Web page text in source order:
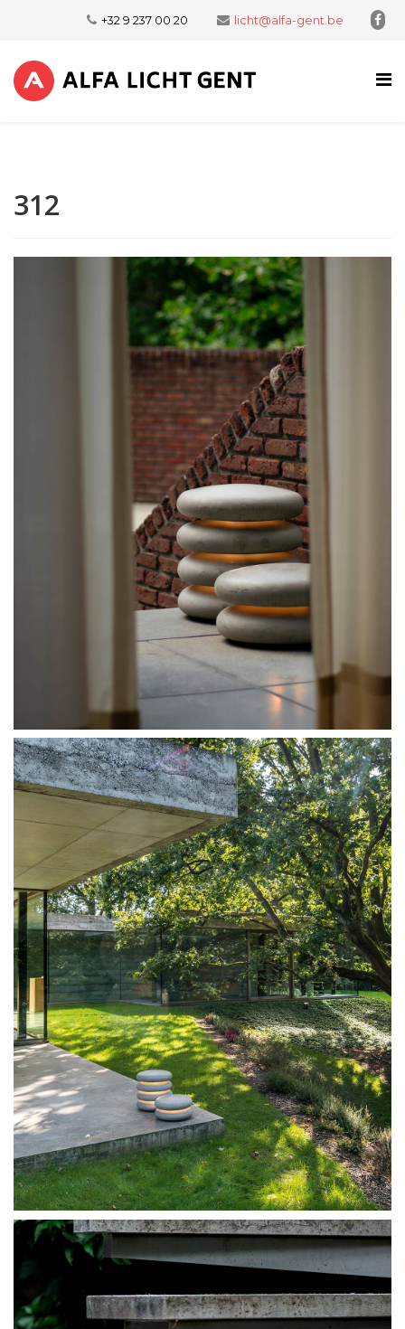
+32 9 237 00 20 licht@alfa-gent.be
312